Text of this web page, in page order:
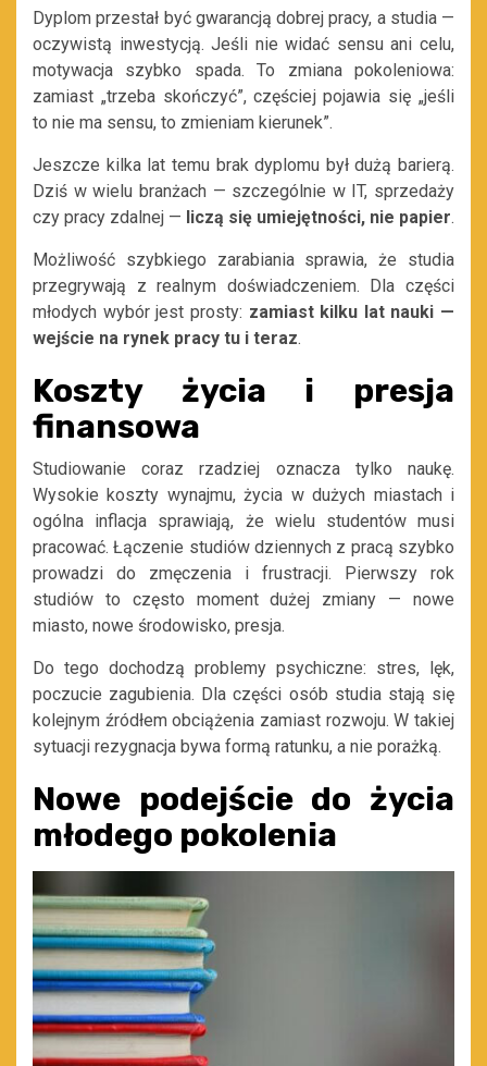
Dyplom przestał być gwarancją dobrej pracy, a studia —
oczywistą inwestycją. Jeśli nie widać sensu ani celu,
motywacja szybko spada. To zmiana pokoleniowa:
zamiast „trzeba skończyć”, częściej pojawia się „jeśli
to nie ma sensu, to zmieniam kierunek”.
Jeszcze kilka lat temu brak dyplomu był dużą barierą.
Dziś w wielu branżach — szczególnie w IT, sprzedaży
czy pracy zdalnej — liczą się umiejętności, nie papier.
Możliwość szybkiego zarabiania sprawia, że studia
przegrywają z realnym doświadczeniem. Dla części
młodych wybór jest prosty: zamiast kilku lat nauki —
wejście na rynek pracy tu i teraz.
Koszty życia i presja
finansowa
Studiowanie coraz rzadziej oznacza tylko naukę.
Wysokie koszty wynajmu, życia w dużych miastach i
ogólna inflacja sprawiają, że wielu studentów musi
pracować. Łączenie studiów dziennych z pracą szybko
prowadzi do zmęczenia i frustracji. Pierwszy rok
studiów to często moment dużej zmiany — nowe
miasto, nowe środowisko, presja.
Do tego dochodzą problemy psychiczne: stres, lęk,
poczucie zagubienia. Dla części osób studia stają się
kolejnym źródłem obciążenia zamiast rozwoju. W takiej
sytuacji rezygnacja bywa formą ratunku, a nie porażką.
Nowe podejście do życia
młodego pokolenia